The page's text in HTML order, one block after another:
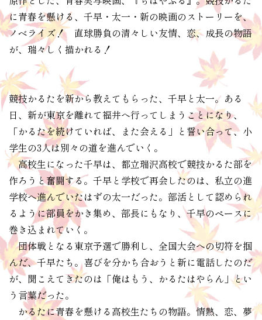
に青春を懸ける、千早・太一・新の映画のストーリーを、
ノベライズ！ 直球勝負の清々しい友情、恋、成長の物語
が、瑞々しく描かれる！
競技かるたを新から教えてもらった、千早と太一。ある
日、新が東京を離れて福井へ行ってしまうことになり、
「かるたを続けていれば、また会える」と誓い合って、小
学生の3人は別々の道を進んでいく。
高校生になった千早は、都立瑞沢高校で競技かるた部を
作ろうと奮闘する。千早と学校で再会したのは、私立の進
学校へ進んでいたはずの太一だった。部活として認められ
るように部員をかき集め、部長にもなり、千早のペースに
巻き込まれていく。
団体戦となる東京予選で勝利し、全国大会への切符を掴
んだ、千早たち。喜びを分かち合おうと新に電話したのだ
が、聞こえてきたのは「俺はもう、かるたはやらん」とい
う言葉だった。
かるたに青春を懸ける高校生たちの物語。情熱、恋、夢